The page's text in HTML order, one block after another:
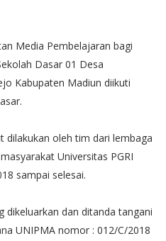
Media Pembelajaran bagi
Dasar 01 Desa
Kabupaten Madiun diikuti
dilakukan oleh tim dari lembaga
Universitas PGRI
sampai selesai.
dikeluarkan dan ditanda tangani
UNIPMA nomor : 012/C/2018